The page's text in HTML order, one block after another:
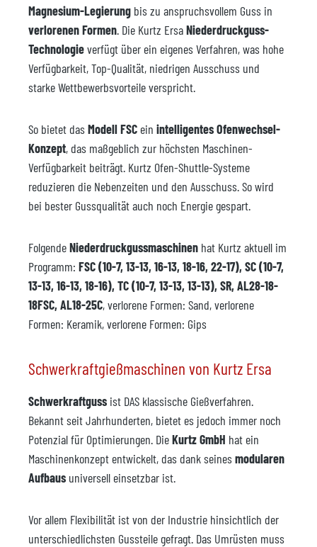
Magnesium-Legierung bis zu anspruchsvollem Guss in
verlorenen Formen. Die Kurtz ErsaNiederdruckguss-
Technologieverfügt über ein eigenes Verfahren, was hohe
Verfügbarkeit, Top-Qualität, niedrigen Ausschuss und
starke Wettbewerbsvorteile verspricht.
So bietet dasModell FSC ein intelligentes Ofenwechsel-
Konzept, das maßgeblich zur höchsten Maschinen-
Verfügbarkeit beiträgt. Kurtz Ofen-Shuttle-Systeme
reduzieren die Nebenzeiten und den Ausschuss. So wird
bei bester Gussqualität auch noch Energie gespart.
FolgendeNiederdruckgussmaschinen hat Kurtz aktuell im
Programm: FSC (10-7, 13-13, 16-13, 18-16, 22-17), SC (10-7,
13-13, 16-13, 18-16), TC (10-7, 13-13, 13-13), SR, AL28-18-
18FSC, AL18-25C, verlorene Formen: Sand, verlorene
Formen: Keramik, verlorene Formen: Gips
Schwerkraftgießmaschinen von Kurtz Ersa
Schwerkraftguss ist DAS klassische Gießverfahren.
Bekannt seit Jahrhunderten, bietet es jedoch immer noch
Potenzial für Optimierungen. DieKurtz GmbH hat ein
Maschinenkonzept entwickelt, das dank seinesmodularen
Aufbaus universell einsetzbar ist.
Vor allem Flexibilität ist von der Industrie hinsichtlich der
unterschiedlichsten Gussteile gefragt. Das Umrüsten muss